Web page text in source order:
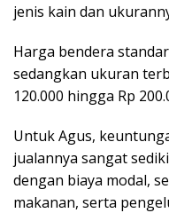
jenis kain dan
Harga bendera
sedangkan ukuran
120.000 hingga Rp
Untuk Agus,
jualannya sangat
dengan biaya modal,
makanan, serta